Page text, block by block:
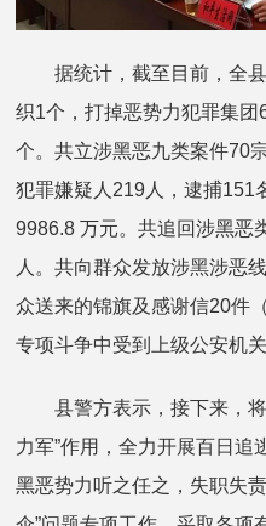
据统计，截至目前，全县
织1个，打掉恶势力犯罪集团
个。共立涉黑恶九类案件70
犯罪嫌疑人219人，逮捕151
9986.8 万元。共追回涉黑恶
人。共向群众发放涉黑涉恶
众送来的锦旗及感谢信20件
专项斗争中受到上级公安机
县警方表示，接下来，将
力军”作用，全力开展百日追
黑恶势力听之任之，失职失